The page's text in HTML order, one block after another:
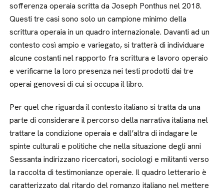
sofferenza operaia scritta da Joseph Ponthus nel 2018.
Questi tre casi sono solo un campione minimo della
scrittura operaia in un quadro internazionale. Davanti ad un
contesto così ampio e variegato, si tratterà di individuare
alcune costanti nel rapporto fra scrittura e lavoro operaio
e verificarne la loro presenza nei testi prodotti dai tre
operai genovesi di cui si occupa il libro.
Per quel che riguarda il contesto italiano si tratta da una
parte di considerare il percorso della narrativa italiana nel
trattare la condizione operaia e dall’altra di indagare le
spinte culturali e politiche che nella situazione degli anni
Sessanta indirizzano ricercatori, sociologi e militanti verso
la raccolta di testimonianze operaie. Il quadro letterario è
caratterizzato dal ritardo del romanzo italiano nel mettere